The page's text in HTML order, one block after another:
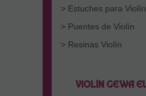
> Estuches para Violín
> Puentes de Violín
> Resinas Violín